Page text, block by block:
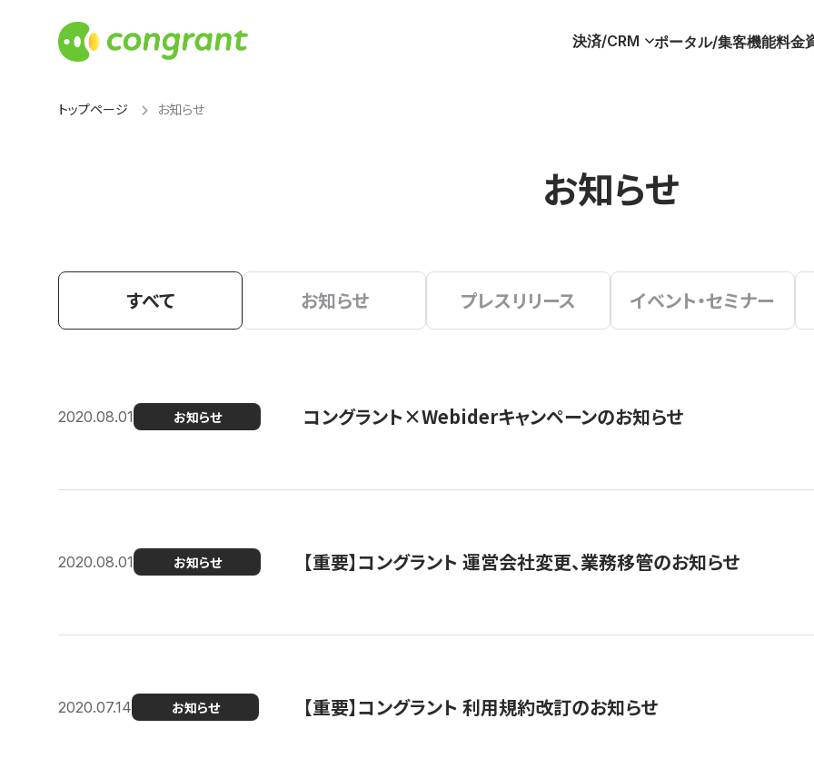
決済/CRM ポータル/集客機能料金
トップページ お知らせ
お知らせ
すべて お知らせ プレスリリース イベント・セミナー
2020.08.01 お知らせ コングラント×Webiderキャンペーンのお知らせ
2020.08.01 お知らせ 【重要】コングラント 運営会社変更、業務移管のお知らせ
2020.07.14 お知らせ 【重要】コングラント 利用規約改訂のお知らせ